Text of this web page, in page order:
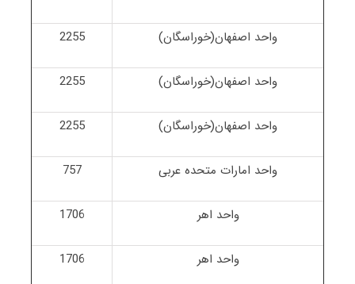
واحد اصفهان(خوراسگان) 2255
واحد اصفهان(خوراسگان) 2255
واحد اصفهان(خوراسگان) 2255
واحد امارات متحده عربی 757
واحد اهر 1706
واحد اهر 1706